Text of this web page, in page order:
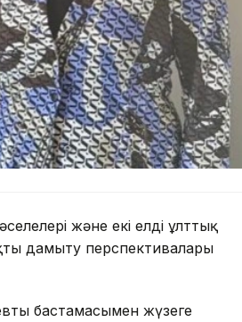
және екі елдің ұлттық
дамыту перспективалары
бастамасымен жүзеге